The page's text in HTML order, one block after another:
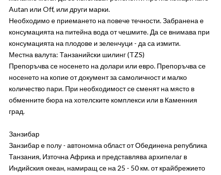
Autan или Off, или други марки.
Необходимо е приемането на повече течности. Забранена е
консумацията на питейна вода от чешмите. Да се внимава при
консумацията на плодове и зеленчуци - да са измити.
Местна валута: Танзанийски шилинг (TZS)
Препоръчва се носенето на долари или евро. Препоръчва се
носенето на копие от документ за самоличност и малко
количество пари. При необходимост се сменят на място в
обменните бюра на хотелските комплекси или в Каменния
град.
Занзибар
Занзибар е полу - автономна област от Обединена република
Танзания, Източна Африка и представлява архипелаг в
Индийския океан, намиращ се на 25 - 50 км. от крайбрежието